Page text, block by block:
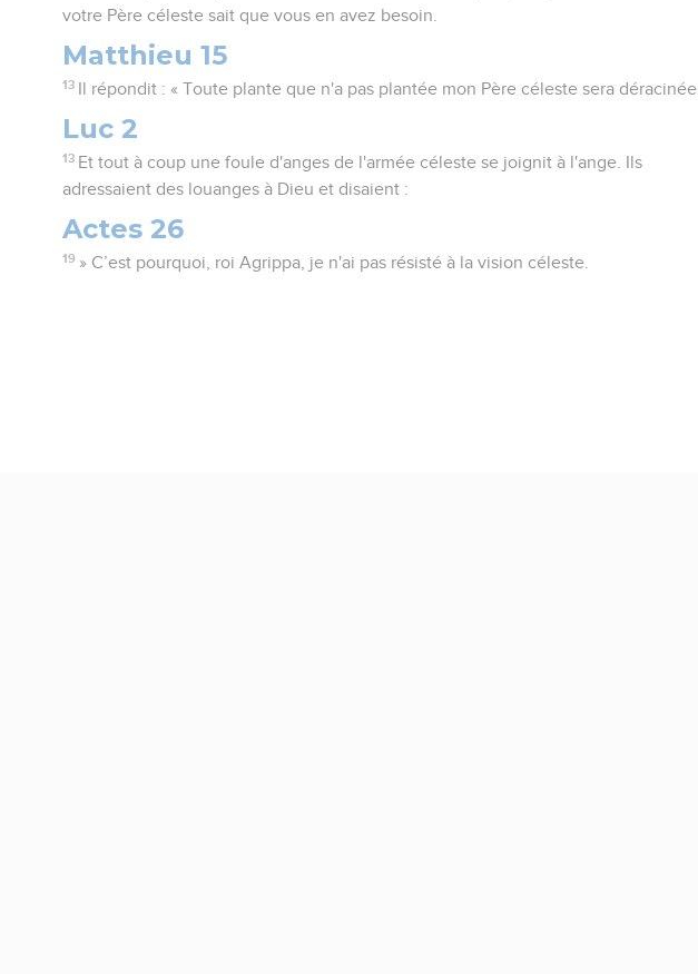
votre Père céleste sait que vous en avez besoin.
Matthieu 15
13 Il répondit : « Toute plante que n'a pas plantée mon Père céleste sera déracinée.
Luc 2
13 Et tout à coup une foule d'anges de l'armée céleste se joignit à l'ange. Ils
adressaient des louanges à Dieu et disaient :
Actes 26
19 » C’est pourquoi, roi Agrippa, je n'ai pas résisté à la vision céleste.